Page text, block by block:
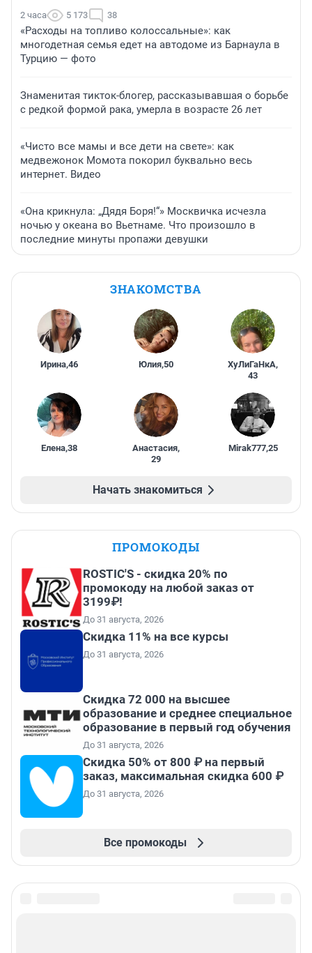
2 часа 5 173 38
«Расходы на топливо колоссальные»: как
многодетная семья едет на автодоме из Барнаула в
Турцию — фото
Знаменитая тикток-блогер, рассказывавшая о борьбе
с редкой формой рака, умерла в возрасте 26 лет
«Чисто все мамы и все дети на свете»: как
медвежонок Момота покорил буквально весь
интернет. Видео
«Она крикнула: „Дядя Боря!“» Москвичка исчезла
ночью у океана во Вьетнаме. Что произошло в
последние минуты пропажи девушки
ЗНАКОМСТВА
Ирина,46 Юлия,50 ХуЛиГаНкА,
43
Елена,38 Анастасия,
29
Mirak777,25
Начать знакомиться
ПРОМОКОДЫ
ROSTIC'S - скидка 20% по
промокоду на любой заказ от
3199₽!
До 31 августа, 2026
Скидка 11% на все курсы
До 31 августа, 2026
Скидка 72 000 на высшее
образование и среднее специальное
образование в первый год обучения
До 31 августа, 2026
Скидка 50% от 800 ₽ на первый
заказ, максимальная скидка 600 ₽
До 31 августа, 2026
Все промокоды